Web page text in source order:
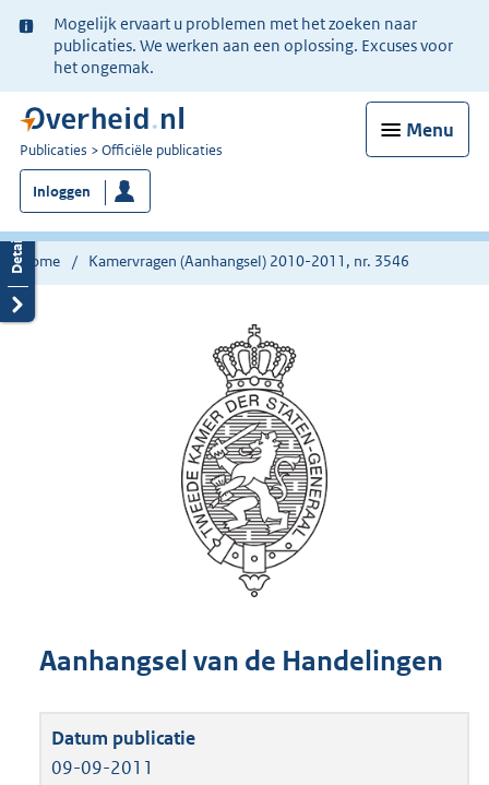
Ter
informatie:
Mogelijk ervaart u problemen met het zoeken naar
publicaties. We werken aan een oplossing. Excuses voor
het ongemak.
Menu
U
bent
nu
hier:
Publicaties Officiële publicaties
Inloggen
Home Kamervragen (Aanhangsel) 2010-2011, nr. 3546
Aanhangsel van de Handelingen
09-09-2011